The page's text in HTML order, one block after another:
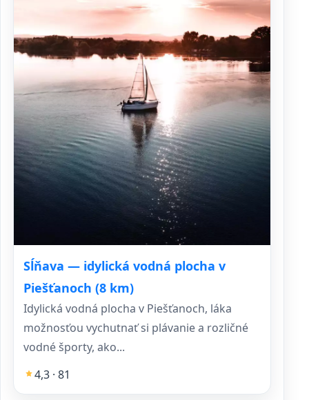
Sĺňava — idylická vodná plocha v
Piešťanoch (8 km)
Idylická vodná plocha v Piešťanoch, láka
možnosťou vychutnať si plávanie a rozličné
vodné športy, ako...
4,3 · 81